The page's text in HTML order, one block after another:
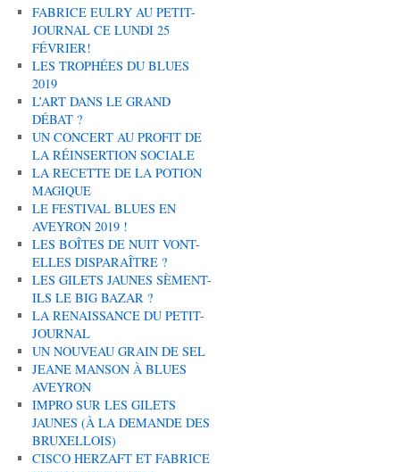
FABRICE EULRY AU PETIT-
JOURNAL CE LUNDI 25
FÉVRIER!
LES TROPHÉES DU BLUES
2019
L’ART DANS LE GRAND
DÉBAT ?
UN CONCERT AU PROFIT DE
LA RÉINSERTION SOCIALE
LA RECETTE DE LA POTION
MAGIQUE
LE FESTIVAL BLUES EN
AVEYRON 2019 !
LES BOÎTES DE NUIT VONT-
ELLES DISPARAÎTRE ?
LES GILETS JAUNES SÈMENT-
ILS LE BIG BAZAR ?
LA RENAISSANCE DU PETIT-
JOURNAL
UN NOUVEAU GRAIN DE SEL
JEANE MANSON À BLUES
AVEYRON
IMPRO SUR LES GILETS
JAUNES (À LA DEMANDE DES
BRUXELLOIS)
CISCO HERZAFT ET FABRICE